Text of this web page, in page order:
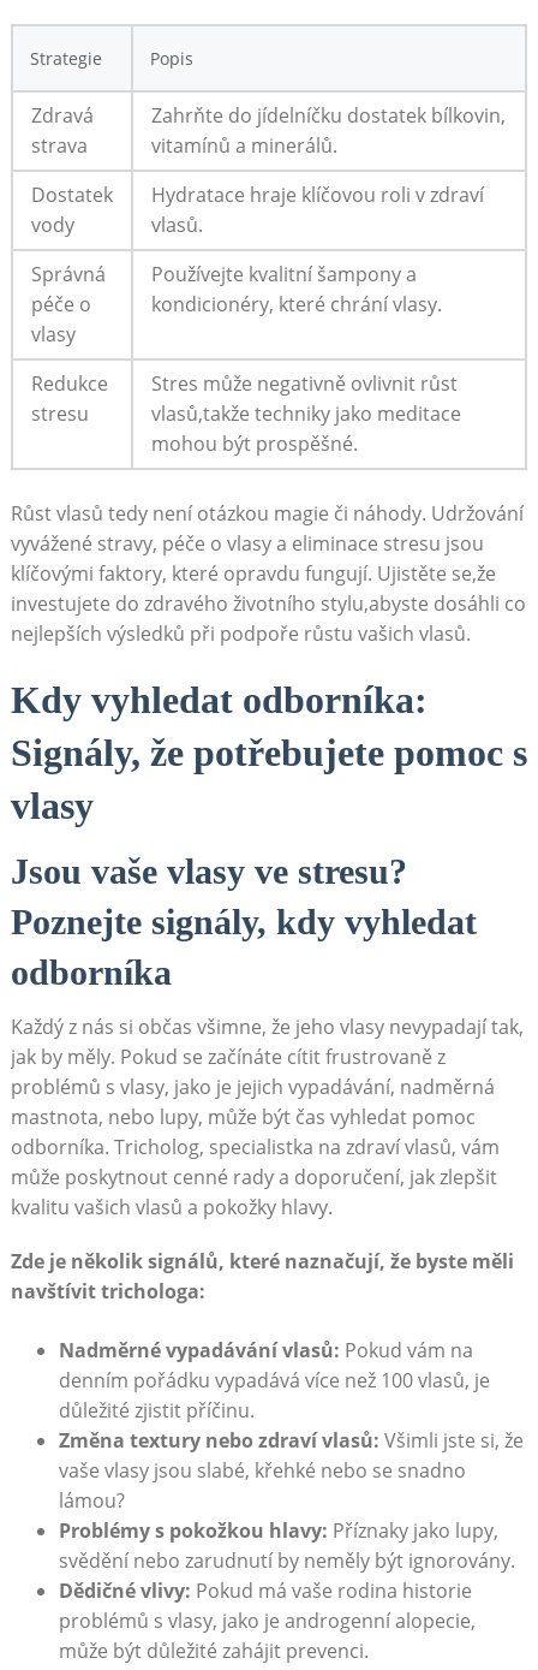
Strategie Popis
Zdravá
strava
Zahrňte do jídelníčku dostatek bílkovin,
vitamínů a minerálů.
Dostatek
vody
Hydratace hraje klíčovou roli v zdraví
vlasů.
Správná
péče o
vlasy
Používejte kvalitní šampony a
kondicionéry, které chrání vlasy.
Redukce
stresu
Stres může negativně ovlivnit růst
vlasů,takže techniky jako meditace
mohou být prospěšné.
Růst vlasů tedy není otázkou magie či náhody. Udržování
vyvážené stravy, péče o vlasy a eliminace stresu jsou
klíčovými faktory, které opravdu fungují. Ujistěte se,že
investujete do zdravého životního stylu,abyste dosáhli co
nejlepších výsledků při podpoře růstu vašich vlasů.
Kdy vyhledat odborníka:
Signály, že potřebujete pomoc s
vlasy
Jsou vaše vlasy ve stresu?
Poznejte signály, kdy vyhledat
odborníka
Každý z nás si občas všimne, že jeho vlasy nevypadají tak,
jak by měly. Pokud se začínáte cítit frustrovaně z
problémů s vlasy, jako je jejich vypadávání, nadměrná
mastnota, nebo lupy, může být čas vyhledat pomoc
odborníka. Tricholog, specialistka na zdraví vlasů, vám
může poskytnout cenné rady a doporučení, jak zlepšit
kvalitu vašich vlasů a pokožky hlavy.
Zde je několik signálů, které naznačují, že byste měli
navštívit trichologa:
Nadměrné vypadávání vlasů: Pokud vám na
denním pořádku vypadává více než 100 vlasů, je
důležité zjistit příčinu.
Změna textury nebo zdraví vlasů: Všimli jste si, že
vaše vlasy jsou slabé, křehké nebo se snadno
lámou?
Problémy s pokožkou hlavy: Příznaky jako lupy,
svědění nebo zarudnutí by neměly být ignorovány.
Dědičné vlivy: Pokud má vaše rodina historie
problémů s vlasy, jako je androgenní alopecie,
může být důležité zahájit prevenci.